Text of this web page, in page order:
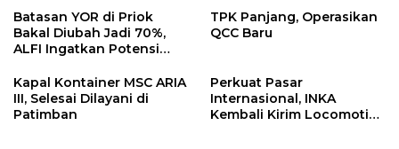
Batasan YOR di Priok
Bakal Diubah Jadi 70%,
ALFI Ingatkan Potensi
TPK Panjang, Operasikan
QCC Baru
Kapal Kontainer MSC ARIA
III, Selesai Dilayani di
Patimban
Perkuat Pasar
Internasional, INKA
Kembali Kirim Locomotive